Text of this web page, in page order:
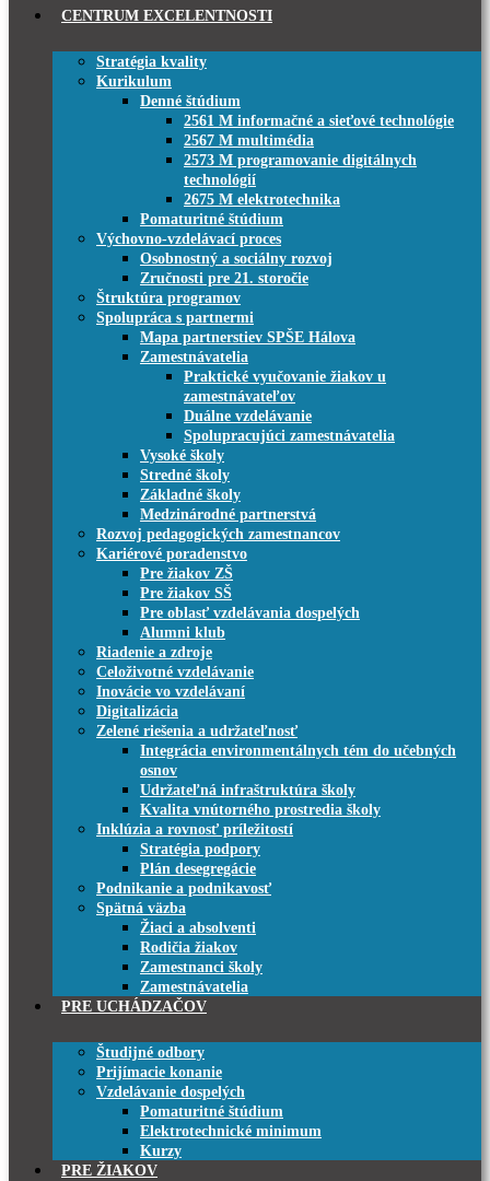
CENTRUM EXCELENTNOSTI
Stratégia kvality
Kurikulum
Denné štúdium
2561 M informačné a sieťové technológie
2567 M multimédia
2573 M programovanie digitálnych
technológií
2675 M elektrotechnika
Pomaturitné štúdium
Výchovno-vzdelávací proces
Osobnostný a sociálny rozvoj
Zručnosti pre 21. storočie
Štruktúra programov
Spolupráca s partnermi
Mapa partnerstiev SPŠE Hálova
Zamestnávatelia
Praktické vyučovanie žiakov u
zamestnávateľov
Duálne vzdelávanie
Spolupracujúci zamestnávatelia
Vysoké školy
Stredné školy
Základné školy
Medzinárodné partnerstvá
Rozvoj pedagogických zamestnancov
Kariérové poradenstvo
Pre žiakov ZŠ
Pre žiakov SŠ
Pre oblasť vzdelávania dospelých
Alumni klub
Riadenie a zdroje
Celoživotné vzdelávanie
Inovácie vo vzdelávaní
Digitalizácia
Zelené riešenia a udržateľnosť
Integrácia environmentálnych tém do učebných
osnov
Udržateľná infraštruktúra školy
Kvalita vnútorného prostredia školy
Inklúzia a rovnosť príležitostí
Stratégia podpory
Plán desegregácie
Podnikanie a podnikavosť
Spätná väzba
Žiaci a absolventi
Rodičia žiakov
Zamestnanci školy
Zamestnávatelia
PRE UCHÁDZAČOV
Študijné odbory
Prijímacie konanie
Vzdelávanie dospelých
Pomaturitné štúdium
Elektrotechnické minimum
Kurzy
PRE ŽIAKOV